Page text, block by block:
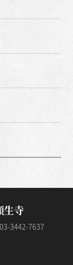
生寺
3442-7637